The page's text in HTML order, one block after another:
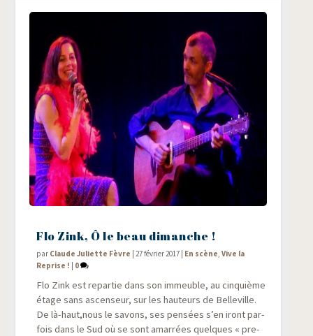
Flo Zink, Ô le beau dimanche !
par Claude Juliette Fèvre |27 février 2017 | En scène ,Vive la
Reprise ! | 0
Flo Zink est repar­tie dans son immeuble, au cin­quième
étage sans ascen­seur, sur les hau­teurs de Bel­le­ville.
De là-haut,nous le savons, ses pen­sées s’en iront par­
fois dans le Sud où se sont amar­rées quelques « pre­